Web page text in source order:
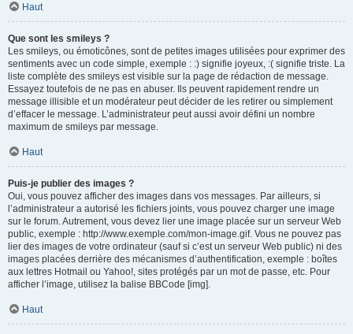
Haut
Que sont les smileys ?
Les smileys, ou émoticônes, sont de petites images utilisées pour exprimer des
sentiments avec un code simple, exemple : :) signifie joyeux, :( signifie triste. La
liste complète des smileys est visible sur la page de rédaction de message.
Essayez toutefois de ne pas en abuser. Ils peuvent rapidement rendre un
message illisible et un modérateur peut décider de les retirer ou simplement
d’effacer le message. L’administrateur peut aussi avoir défini un nombre
maximum de smileys par message.
Haut
Puis-je publier des images ?
Oui, vous pouvez afficher des images dans vos messages. Par ailleurs, si
l’administrateur a autorisé les fichiers joints, vous pouvez charger une image
sur le forum. Autrement, vous devez lier une image placée sur un serveur Web
public, exemple : http://www.exemple.com/mon-image.gif. Vous ne pouvez pas
lier des images de votre ordinateur (sauf si c’est un serveur Web public) ni des
images placées derrière des mécanismes d’authentification, exemple : boîtes
aux lettres Hotmail ou Yahoo!, sites protégés par un mot de passe, etc. Pour
afficher l’image, utilisez la balise BBCode [img].
Haut